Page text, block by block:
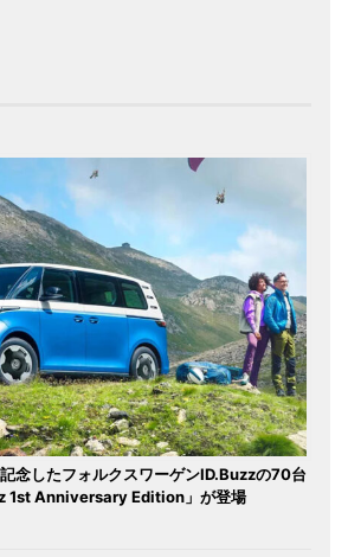
念したフォルクスワーゲンID.Buzzの70台
1st Anniversary Edition」が登場